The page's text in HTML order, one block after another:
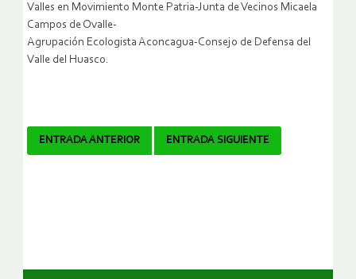
Valles en Movimiento Monte Patria-Junta de Vecinos Micaela
Campos de Ovalle-
Agrupación Ecologista Aconcagua-Consejo de Defensa del
Valle del Huasco.
Navegador
ENTRADA ANTERIOR ENTRADA SIGUIENTE